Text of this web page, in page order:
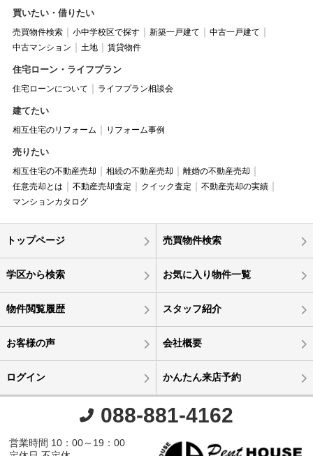
買いたい・借りたい
売買物件検索 小中学校区で探す 新築一戸建て
中古一戸建て
中古マンション
土地 賃貸物件
住宅ローン・ライフプラン
住宅ローンについて ライフプラン相談会
建てたい
相互住宅のリフォーム リフォーム事例
売りたい
相互住宅の不動産売却 相続の不動産売却
離婚の不動産売却
任意売却とは
不動産売却査定 クイック査定
不動産売却の実績
マンションカタログ
トップページ 売買物件検索
学区から検索 お気に入り物件一覧
物件閲覧履歴 スタッフ紹介
お客様の声 会社概要
ログイン かんたん来店予約
088-881-4162
営業時間 10：00～19：00